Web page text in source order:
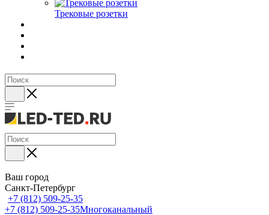
Трековые розетки
Ваш город
Санкт-Петербург
+7 (812) 509-25-35
+7 (812) 509-25-35Многоканальный